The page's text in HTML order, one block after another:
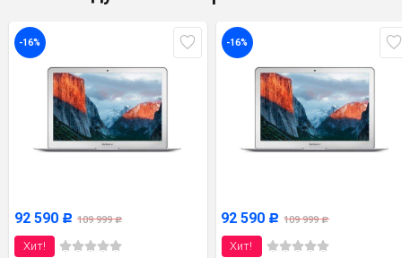
-16%
92 590 Р 109 999Р
Хит!
-16%
92 590 Р 109 999Р
Хит!